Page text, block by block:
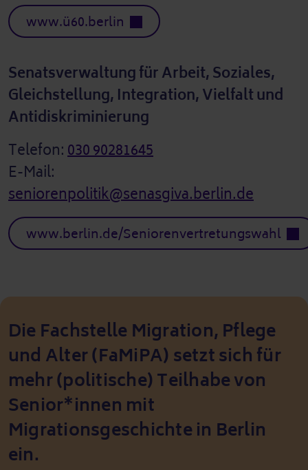
www.ü60.berlin
Senatsverwaltung für Arbeit, Soziales,
Gleichstellung, Integration, Vielfalt und
Antidiskriminierung
Telefon:030 90281645
E-Mail:
seniorenpolitik@senasgiva.berlin.de
www.berlin.de/Seniorenvertretungswahl
Die Fachstelle Migration, Pflege
und Alter (FaMiPA) setzt sich für
mehr (politische) Teilhabe von
Senior*innen mit
Migrationsgeschichte in Berlin
ein.